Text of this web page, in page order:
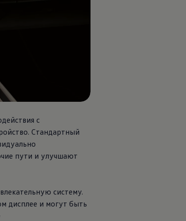
с
Стандартный
пути и улучшают
систему.
дисплее и могут быть